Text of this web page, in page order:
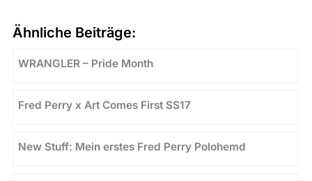
Ähnliche Beiträge:
WRANGLER – Pride Month
Fred Perry x Art Comes First SS17
New Stuff: Mein erstes Fred Perry Polohemd